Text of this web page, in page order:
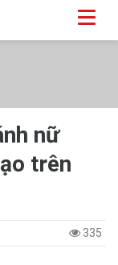
nữ
trên
335